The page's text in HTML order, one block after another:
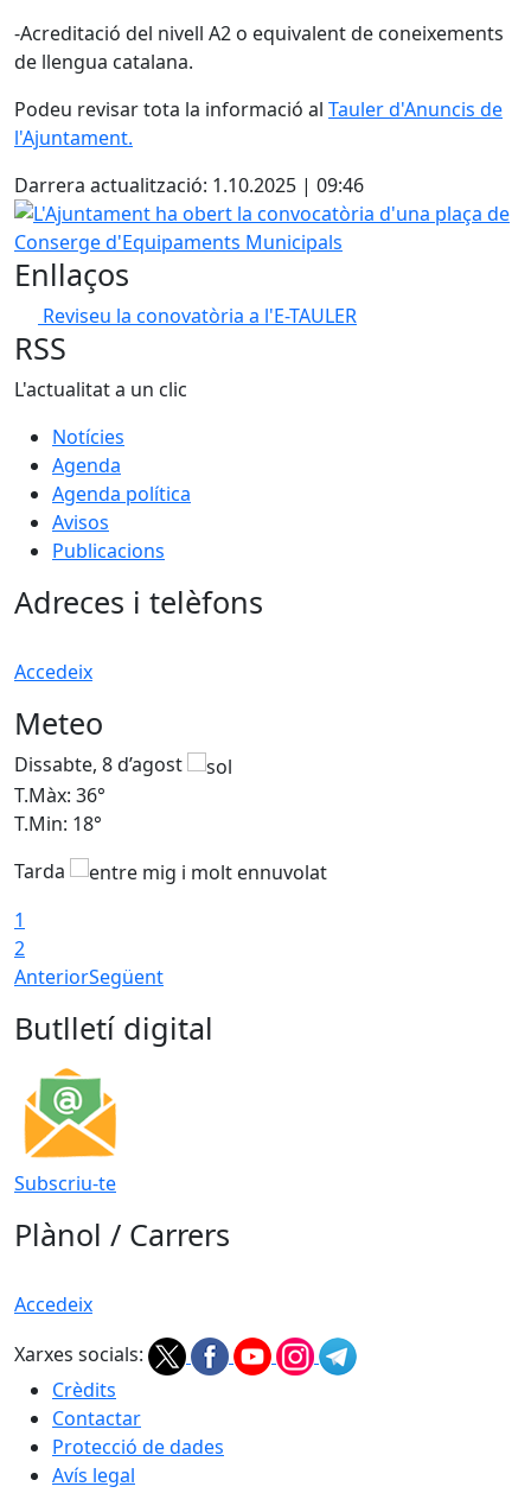
-Acreditació del nivell A2 o equivalent de coneixements
de llengua catalana.
Podeu revisar tota la informació al Tauler d'Anuncis de
l'Ajuntament.
Darrera actualització: 1.10.2025 | 09:46
L'Ajuntament ha obert la convocatòria d'una plaça de
Enllaços
Reviseu la conovatòria a l'E-TAULER
RSS
L'actualitat a un clic
Notícies
Agenda
Agenda política
Avisos
Publicacions
Adreces i telèfons
Accedeix
Meteo
Dissabte, 8 d’agost
T.Màx: 36°
T.Min: 18°
Tarda
1
2
AnteriorSegüent
Butlletí digital
Subscriu-te
Plànol / Carrers
Accedeix
Xarxes socials:
Crèdits
Contactar
Protecció de dades
Avís legal